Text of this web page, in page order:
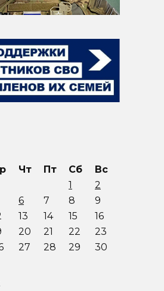
Чт Пт Сб
Вс
1
2
6 7 8
9
13 14 15
16
20 21 22
23
27 28 29
30